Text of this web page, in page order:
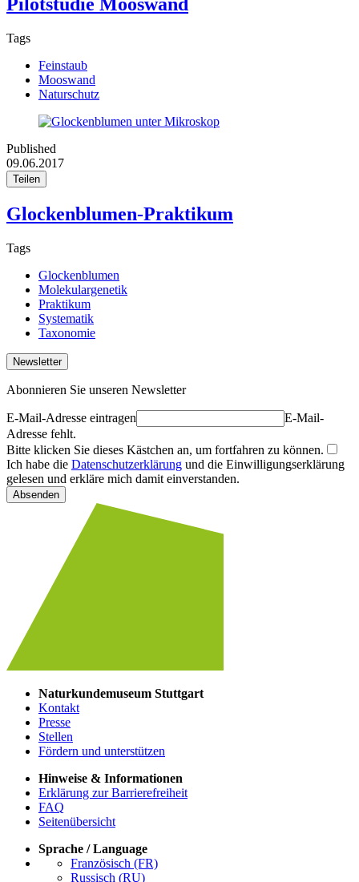
Pilotstudie Mooswand
Tags
Feinstaub
Mooswand
Naturschutz
Published
09.06.2017
Teilen
Glockenblumen-Praktikum
Tags
Glockenblumen
Molekulargenetik
Praktikum
Systematik
Taxonomie
Newsletter
Abonnieren Sie unseren Newsletter
E-Mail-Adresse eintragen
E-Mail-
Adresse fehlt.
Bitte klicken Sie dieses Kästchen an, um fortfahren zu können.
Ich habe die Datenschutzerklärung und die Einwilligungserklärung
gelesen und erkläre mich damit einverstanden.
Absenden
Naturkundemuseum Stuttgart
Kontakt
Presse
Stellen
Fördern und unterstützen
Hinweise & Informationen
Erklärung zur Barrierefreiheit
FAQ
Seitenübersicht
Sprache / Language
Französisch (FR)
Russisch (RU)